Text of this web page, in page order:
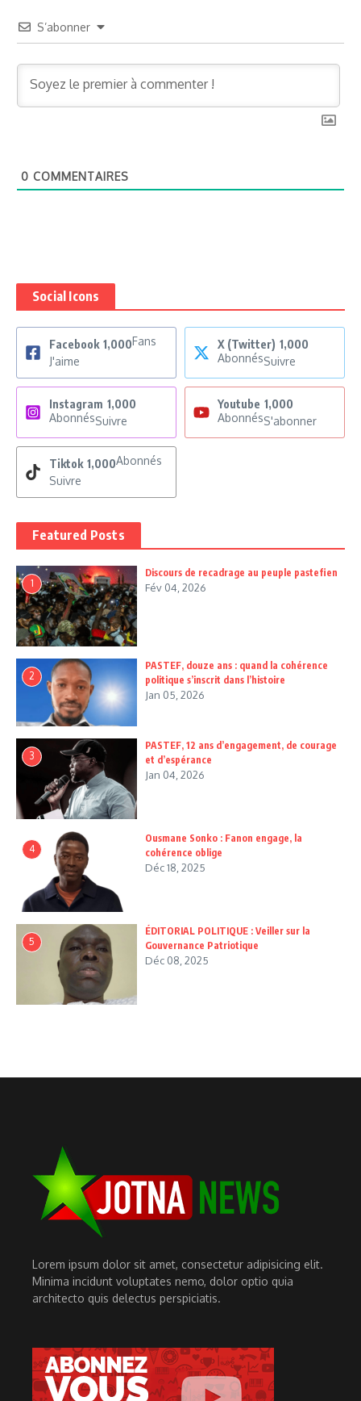
S’abonner
0 COMMENTAIRES
Social Icons
Facebook 1,000Fans
J'aime
X (Twitter) 1,000
AbonnésSuivre
Instagram 1,000
AbonnésSuivre
Youtube 1,000
AbonnésS'abonner
Tiktok 1,000Abonnés
Suivre
Featured Posts
1
Discours de recadrage au peuple pastefien
Fév 04, 2026
2
PASTEF, douze ans : quand la cohérence
politique s’inscrit dans l’histoire
Jan 05, 2026
3
PASTEF, 12 ans d’engagement, de courage
et d’espérance
Jan 04, 2026
4
Ousmane Sonko : Fanon engage, la
cohérence oblige
Déc 18, 2025
5
ÉDITORIAL POLITIQUE : Veiller sur la
Gouvernance Patriotique
Déc 08, 2025
Lorem ipsum dolor sit amet, consectetur adipisicing elit.
Minima incidunt voluptates nemo, dolor optio quia
architecto quis delectus perspiciatis.